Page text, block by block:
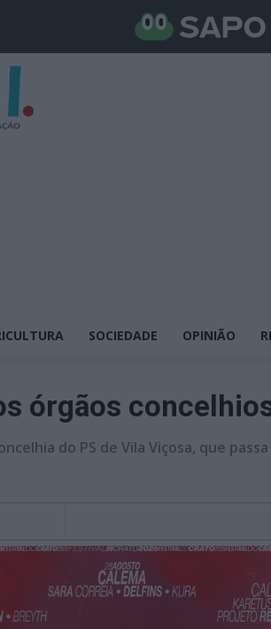
SOCIEDADE OPINIÃO
órgãos
do PS de Vila Viçosa, que